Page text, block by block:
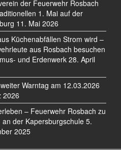
der Feuerwehr Rosbach
1. Mai auf der
11. Mai 2026
Küchenabfällen Strom wird –
aus Rosbach besuchen
und Erdenwerk 28. April
Warntag am 12.03.2026
2026
– Feuerwehr Rosbach zu
an der Kapersburgschule 5.
2025